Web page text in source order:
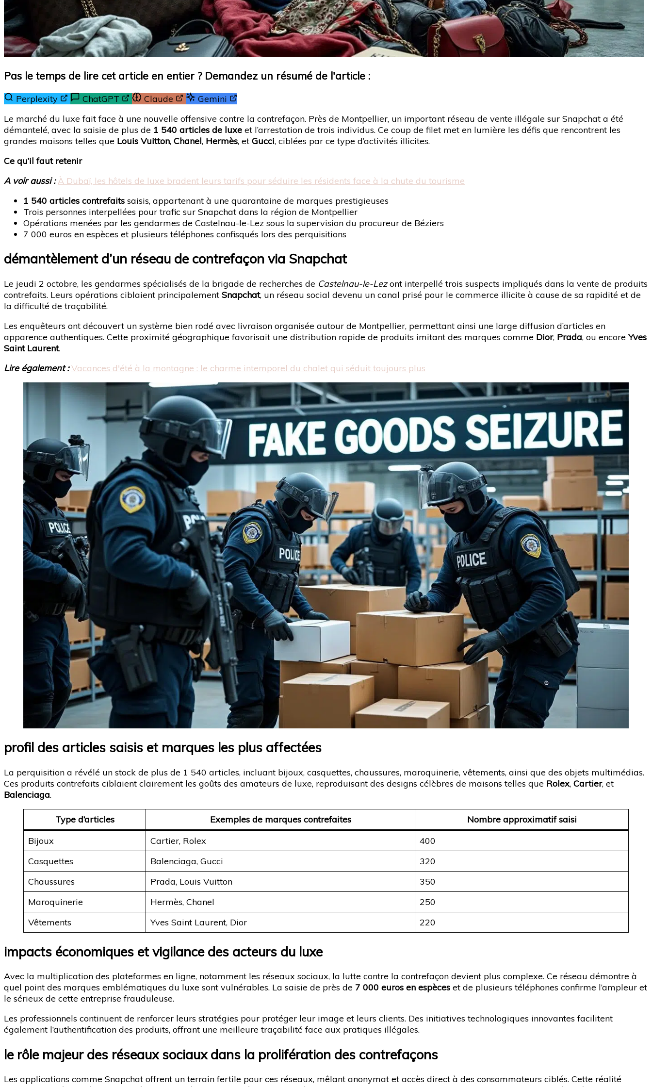
Pas le temps de lire cet article en entier ? Demandez un résumé de l'article :
Perplexity ChatGPT Claude
Gemini
Le marché du luxe fait face à une nouvelle offensive contre la contrefaçon. Près de Montpellier, un important réseau de vente illégale sur Snapchat a été
démantelé, avec la saisie de plus de 1 540 articles de luxe et l’arrestation de trois individus. Ce coup de filet met en lumière les défis que rencontrent les
grandes maisons telles que Louis Vuitton, Chanel, Hermès, et Gucci, ciblées par ce type d’activités illicites.
Ce qu’il faut retenir
A voir aussi : À Dubaï, les hôtels de luxe bradent leurs tarifs pour séduire les résidents face à la chute du tourisme
1 540 articles contrefaits saisis, appartenant à une quarantaine de marques prestigieuses
Trois personnes interpellées pour trafic sur Snapchat dans la région de Montpellier
Opérations menées par les gendarmes de Castelnau-le-Lez sous la supervision du procureur de Béziers
7 000 euros en espèces et plusieurs téléphones confisqués lors des perquisitions
démantèlement d’un réseau de contrefaçon via Snapchat
Le jeudi 2 octobre, les gendarmes spécialisés de la brigade de recherches de Castelnau-le-Lezont interpellé trois suspects impliqués dans la vente de produits
contrefaits. Leurs opérations ciblaient principalement Snapchat, un réseau social devenu un canal prisé pour le commerce illicite à cause de sa rapidité et de
la difficulté de traçabilité.
Les enquêteurs ont découvert un système bien rodé avec livraison organisée autour de Montpellier, permettant ainsi une large diffusion d’articles en
apparence authentiques. Cette proximité géographique favorisait une distribution rapide de produits imitant des marques comme Dior, Prada, ou encoreYves
Saint Laurent.
Lire également : Vacances d'été à la montagne : le charme intemporel du chalet qui séduit toujours plus
profil des articles saisis et marques les plus affectées
La perquisition a révélé un stock de plus de 1 540 articles, incluant bijoux, casquettes, chaussures, maroquinerie, vêtements, ainsi que des objets multimédias.
Ces produits contrefaits ciblaient clairement les goûts des amateurs de luxe, reproduisant des designs célèbres de maisons telles que Rolex, Cartier, et
Balenciaga.
Type d’articles Exemples de marques contrefaites
Nombre approximatif saisi
Bijoux
Cartier, Rolex
400
Casquettes
Balenciaga, Gucci
320
Chaussures
Prada, Louis Vuitton
350
Maroquinerie
Hermès, Chanel
250
Vêtements
Yves Saint Laurent, Dior 220
impacts économiques et vigilance des acteurs du luxe
Avec la multiplication des plateformes en ligne, notamment les réseaux sociaux, la lutte contre la contrefaçon devient plus complexe. Ce réseau démontre à
quel point des marques emblématiques du luxe sont vulnérables. La saisie de près de 7 000 euros en espèces et de plusieurs téléphones confirme l’ampleur et
le sérieux de cette entreprise frauduleuse.
Les professionnels continuent de renforcer leurs stratégies pour protéger leur image et leurs clients. Des initiatives technologiques innovantes facilitent
également l’authentification des produits, offrant une meilleure traçabilité face aux pratiques illégales.
le rôle majeur des réseaux sociaux dans la prolifération des contrefaçons
Les applications comme Snapchat offrent un terrain fertile pour ces réseaux, mêlant anonymat et accès direct à des consommateurs ciblés. Cette réalité